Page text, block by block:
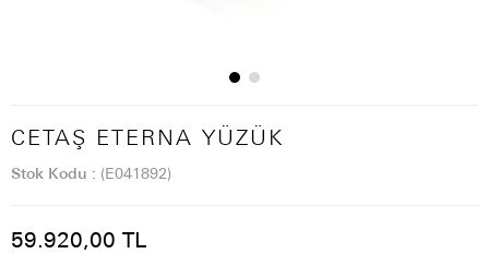
CETAŞ ETERNA YÜZÜK
Stok Kodu (E041892)
59.920,00 TL